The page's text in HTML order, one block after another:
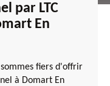
par LTC
En
sommes fiers d'offrir
à Domart En